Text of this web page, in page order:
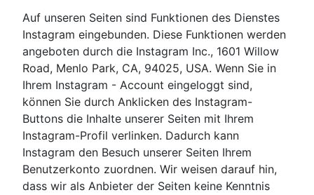
Auf unseren Seiten sind Funktionen des Dienstes
Instagram eingebunden. Diese Funktionen werden
angeboten durch die Instagram Inc., 1601 Willow
Road, Menlo Park, CA, 94025, USA. Wenn Sie in
Ihrem Instagram - Account eingeloggt sind,
können Sie durch Anklicken des Instagram-
Buttons die Inhalte unserer Seiten mit Ihrem
Instagram-Profil verlinken. Dadurch kann
Instagram den Besuch unserer Seiten Ihrem
Benutzerkonto zuordnen. Wir weisen darauf hin,
dass wir als Anbieter der Seiten keine Kenntnis